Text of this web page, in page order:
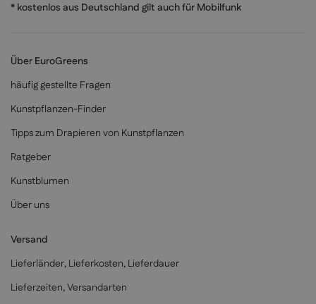
* kostenlos aus Deutschland gilt auch für Mobilfunk
Über EuroGreens
häufig gestellte Fragen
Kunstpflanzen-Finder
Tipps zum Drapieren von Kunstpflanzen
Ratgeber
Kunstblumen
Über uns
Versand
Lieferländer, Lieferkosten, Lieferdauer
Lieferzeiten, Versandarten